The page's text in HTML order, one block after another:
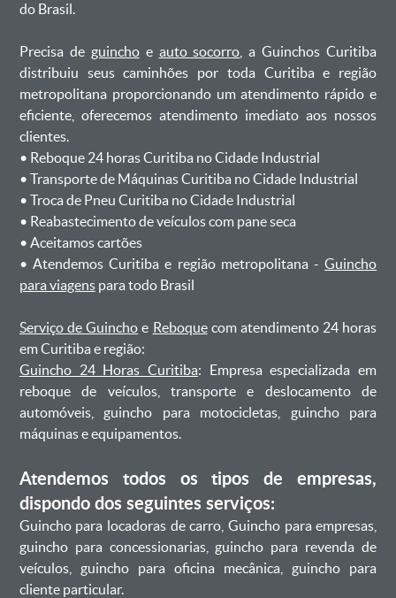
do Brasil.
Precisa de guinchoe auto socorro , a Guinchos Curitiba
distribuiu seus caminhões por toda Curitiba e região
metropolitana proporcionando um atendimento rápido e
eficiente, oferecemos atendimento imediato aos nossos
clientes.
ㅤㅤ• Reboque 24 horas Curitiba no Cidade Industrial
ㅤㅤ• Transporte de Máquinas Curitiba no Cidade Industrial
ㅤㅤ• Troca de Pneu Curitiba no Cidade Industrial
ㅤㅤ• Reabastecimento de veículos com pane seca
ㅤㅤ• Aceitamos cartões
ㅤㅤ• Atendemos Curitiba e região metropolitana -Guincho
para viagenspara todo Brasil
Serviço de Guincho e Reboquecom atendimento 24 horas
em Curitiba e região:
Guincho 24 Horas Curitiba: Empresa especializada em
reboque de veículos, transporte e deslocamento de
automóveis, guincho para motocicletas, guincho para
máquinas e equipamentos.
Atendemos todos os tipos de empresas,
dispondo dos seguintes serviços:
Guincho para locadoras de carro, Guincho para empresas,
guincho para concessionarias, guincho para revenda de
veículos, guincho para oficina mecânica, guincho para
cliente particular.